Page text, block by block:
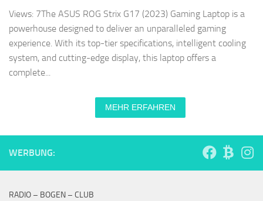
Views: 7The ASUS ROG Strix G17 (2023) Gaming Laptop is a
powerhouse designed to deliver an unparalleled gaming
experience. With its top-tier specifications, intelligent cooling
system, and cutting-edge display, this laptop offers a
complete...
MEHR ERFAHREN
WERBUNG:
RADIO – BOGEN – CLUB